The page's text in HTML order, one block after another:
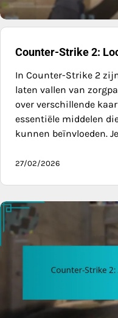
Counter-Strike 2:
In Counter-Strike 2
laten vallen van
over verschillende
essentiële middelen
kunnen beïnvloeden.
27/02/2026